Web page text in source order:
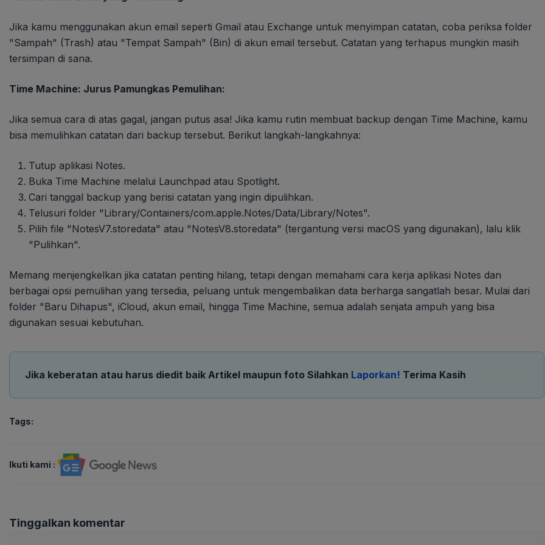
Jika kamu menggunakan akun email seperti Gmail atau Exchange untuk menyimpan catatan, coba periksa folder
"Sampah" (Trash) atau "Tempat Sampah" (Bin) di akun email tersebut. Catatan yang terhapus mungkin masih
tersimpan di sana.
Time Machine: Jurus Pamungkas Pemulihan:
Jika semua cara di atas gagal, jangan putus asa! Jika kamu rutin membuat backup dengan Time Machine, kamu
bisa memulihkan catatan dari backup tersebut. Berikut langkah-langkahnya:
Tutup aplikasi Notes.
Buka Time Machine melalui Launchpad atau Spotlight.
Cari tanggal backup yang berisi catatan yang ingin dipulihkan.
Telusuri folder "Library/Containers/com.apple.Notes/Data/Library/Notes".
Pilih file "NotesV7.storedata" atau "NotesV8.storedata" (tergantung versi macOS yang digunakan), lalu klik
"Pulihkan".
Memang menjengkelkan jika catatan penting hilang, tetapi dengan memahami cara kerja aplikasi Notes dan
berbagai opsi pemulihan yang tersedia, peluang untuk mengembalikan data berharga sangatlah besar. Mulai dari
folder "Baru Dihapus", iCloud, akun email, hingga Time Machine, semua adalah senjata ampuh yang bisa
digunakan sesuai kebutuhan.
Jika keberatan atau harus diedit baik Artikel maupun foto Silahkan Laporkan! Terima Kasih
Tags:
Ikuti kami :
Tinggalkan komentar